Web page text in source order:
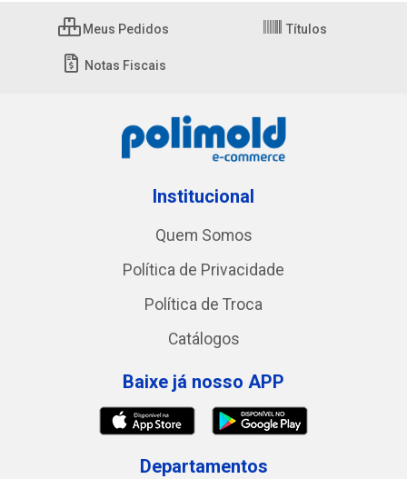
Meus Pedidos Títulos
Notas Fiscais
Institucional
Quem Somos
Política de Privacidade
Política de Troca
Catálogos
Baixe já nosso APP
Departamentos